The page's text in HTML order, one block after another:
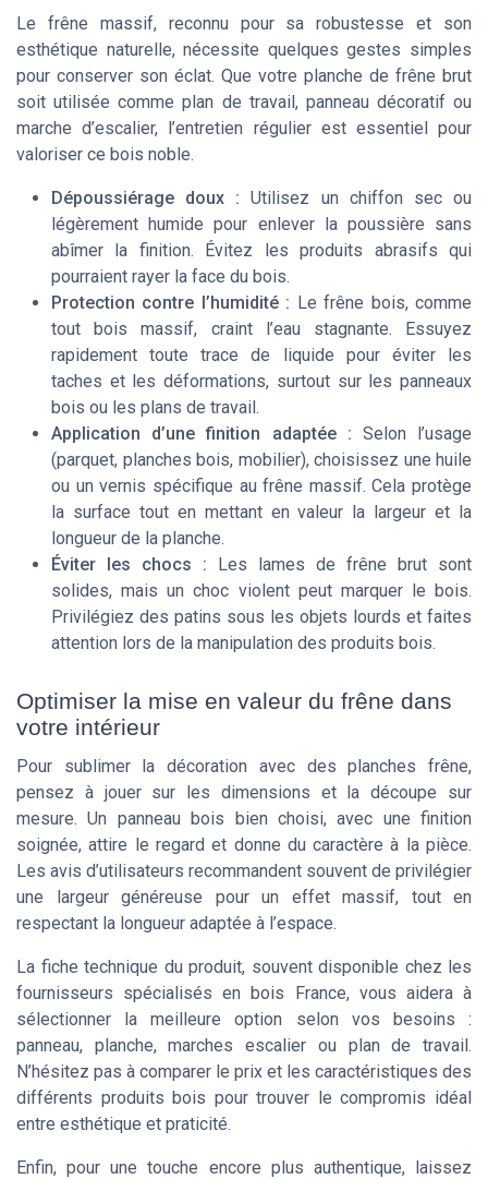
Le frêne massif, reconnu pour sa robustesse et son
esthétique naturelle, nécessite quelques gestes simples
pour conserver son éclat. Que votre planche de frêne brut
soit utilisée comme plan de travail, panneau décoratif ou
marche d’escalier, l’entretien régulier est essentiel pour
valoriser ce bois noble.
Dépoussiérage doux : Utilisez un chiffon sec ou
légèrement humide pour enlever la poussière sans
abîmer la finition. Évitez les produits abrasifs qui
pourraient rayer la face du bois.
Protection contre l’humidité : Le frêne bois, comme
tout bois massif, craint l’eau stagnante. Essuyez
rapidement toute trace de liquide pour éviter les
taches et les déformations, surtout sur les panneaux
bois ou les plans de travail.
Application d’une finition adaptée : Selon l’usage
(parquet, planches bois, mobilier), choisissez une huile
ou un vernis spécifique au frêne massif. Cela protège
la surface tout en mettant en valeur la largeur et la
longueur de la planche.
Éviter les chocs : Les lames de frêne brut sont
solides, mais un choc violent peut marquer le bois.
Privilégiez des patins sous les objets lourds et faites
attention lors de la manipulation des produits bois.
Optimiser la mise en valeur du frêne dans
votre intérieur
Pour sublimer la décoration avec des planches frêne,
pensez à jouer sur les dimensions et la découpe sur
mesure. Un panneau bois bien choisi, avec une finition
soignée, attire le regard et donne du caractère à la pièce.
Les avis d’utilisateurs recommandent souvent de privilégier
une largeur généreuse pour un effet massif, tout en
respectant la longueur adaptée à l’espace.
La fiche technique du produit, souvent disponible chez les
fournisseurs spécialisés en bois France, vous aidera à
sélectionner la meilleure option selon vos besoins :
panneau, planche, marches escalier ou plan de travail.
N’hésitez pas à comparer le prix et les caractéristiques des
différents produits bois pour trouver le compromis idéal
entre esthétique et praticité.
Enfin, pour une touche encore plus authentique, laissez